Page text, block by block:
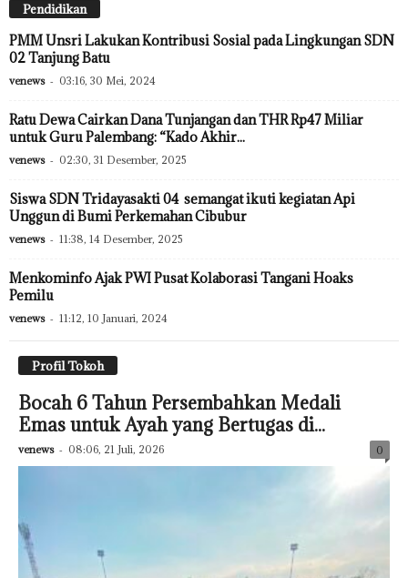
Pendidikan
PMM Unsri Lakukan Kontribusi Sosial pada Lingkungan SDN
02 Tanjung Batu
venews - 03:16, 30 Mei, 2024
Ratu Dewa Cairkan Dana Tunjangan dan THR Rp47 Miliar
untuk Guru Palembang: “Kado Akhir...
venews - 02:30, 31 Desember, 2025
Siswa SDN Tridayasakti 04 semangat ikuti kegiatan Api
Unggun di Bumi Perkemahan Cibubur
venews - 11:38, 14 Desember, 2025
Menkominfo Ajak PWI Pusat Kolaborasi Tangani Hoaks
Pemilu
venews - 11:12, 10 Januari, 2024
Profil Tokoh
Bocah 6 Tahun Persembahkan Medali
Emas untuk Ayah yang Bertugas di...
venews - 08:06, 21 Juli, 2026 0